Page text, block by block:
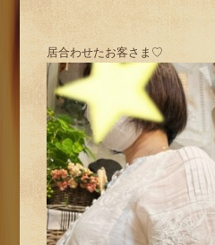
居合わせたお客さま♡